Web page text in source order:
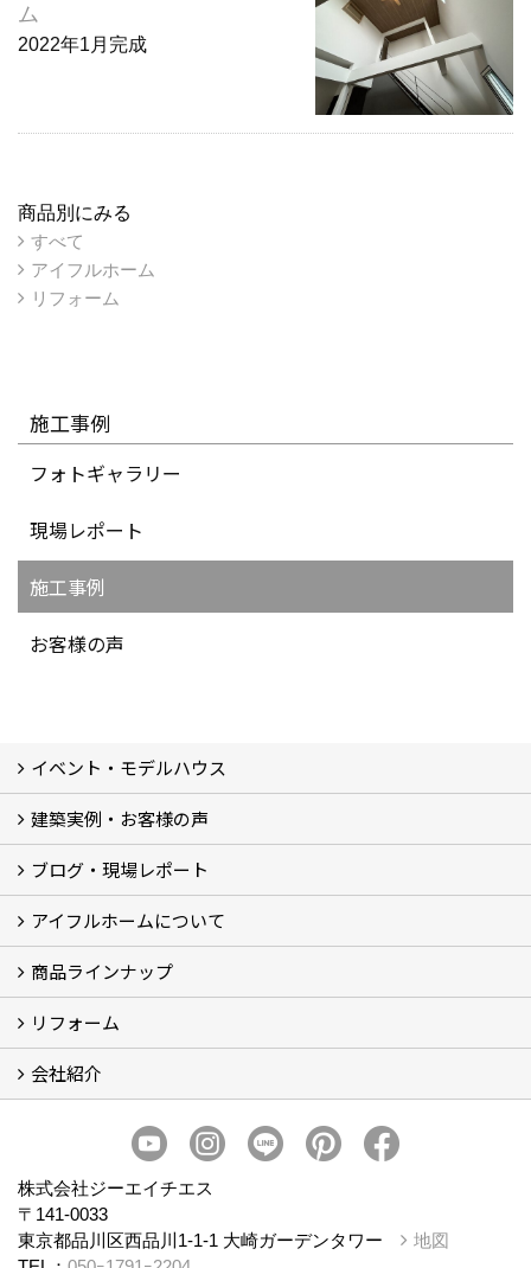
ム
2022年1月完成
商品別にみる
すべて
アイフルホーム
リフォーム
施工事例
フォトギャラリー
現場レポート
施工事例
お客様の声
イベント・モデルハウス
イベント
モデルハウス見学
建築実例・お客様の声
建築実例
お客様の声
ブログ・現場レポート
ブログ
現場レポート
アイフルホームについて
アイフルホームについて (5)
商品ラインナップ
商品ラインナップ
リフォーム
まるごと断熱リフォーム
イベント情報
施工事例
会社紹介
スタッフ紹介
個人情報保護方針
株式会社ジーエイチエス
〒141-0033
東京都品川区西品川1-1-1 大崎ガーデンタワー
地図